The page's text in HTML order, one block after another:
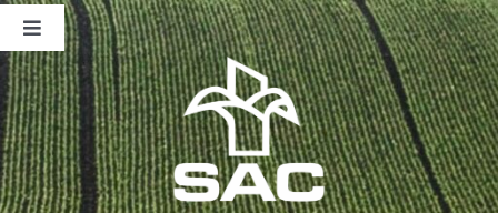
Saltar
contenido
Toggle
Navigation
Nosotros
Publicaciones
Sala de Prensa
Eventos